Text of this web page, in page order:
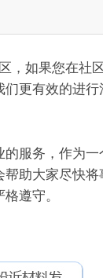
如果您在社
更有效的进行
服务，作为
助大家尽快
遵守。